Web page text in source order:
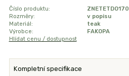
Číslo produktu:
ZNETETDO170
Rozměry:
v popisu
Materiál:
teak
Výrobce:
FAKOPA
Hlídat cenu / dostupnost
Kompletní specifikace